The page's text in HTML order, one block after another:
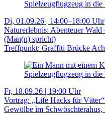
Di, 01.09.26 | 14:00–18:00 Uhr
Naturerlebnis: Abenteuer Wald
(Man(n) spricht)
Treffpunkt: Graffiti Brücke
Fr, 18.09.26 | 19:00 Uhr
Vortrag: „Life Hacks für
Gewölbe im